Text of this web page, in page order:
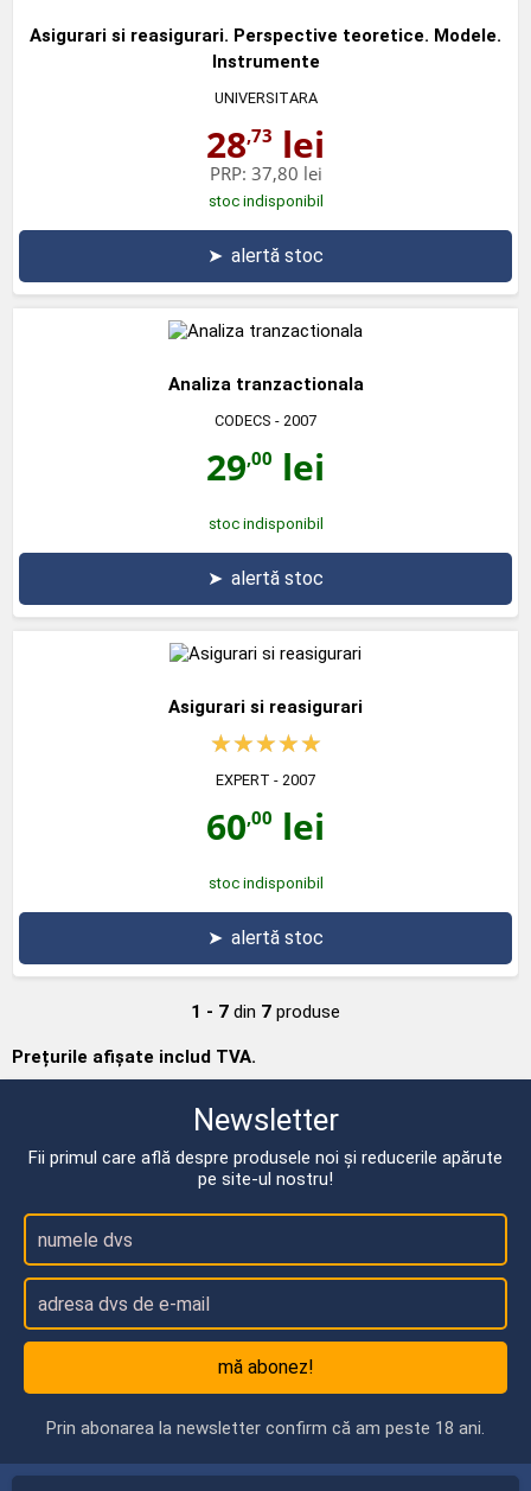
Asigurari si reasigurari. Perspective teoretice. Modele.
Instrumente
UNIVERSITARA
28,73 lei
PRP: 37,80 lei
stoc indisponibil
➤ alertă stoc
Analiza tranzactionala
CODECS - 2007
29,00 lei
stoc indisponibil
➤ alertă stoc
Asigurari si reasigurari
EXPERT - 2007
60,00 lei
stoc indisponibil
➤ alertă stoc
1 - 7 din 7 produse
Prețurile afișate includ TVA.
Newsletter
Fii primul care află despre produsele noi și reducerile apărute
pe site-ul nostru!
mă abonez!
Prin abonarea la newsletter confirm că am peste 18 ani.